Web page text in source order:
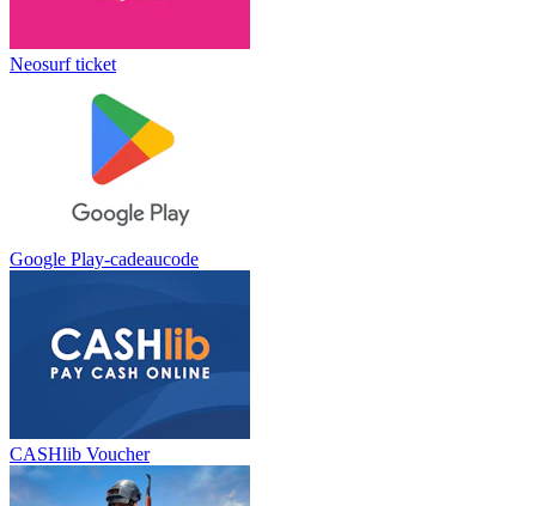
Neosurf ticket
Google Play-cadeaucode
CASHlib Voucher